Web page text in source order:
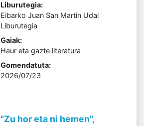
Liburutegia:
Eibarko Juan San Martin Udal
Liburutegia
Gaiak:
Haur eta gazte literatura
Gomendatuta:
2026/07/23
"Zu hor eta ni hemen",